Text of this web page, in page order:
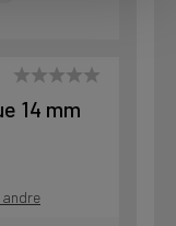
14 mm
andre